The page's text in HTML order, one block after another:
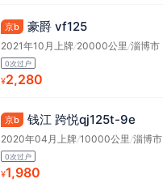
京b 豪爵 vf125
2021年10月上牌/20000公里 /淄博市
0次过户
¥2,280
京b 钱江 跨悦qj125t-9e
2020年04月上牌/10000公里 /淄博市
0次过户
¥1,980